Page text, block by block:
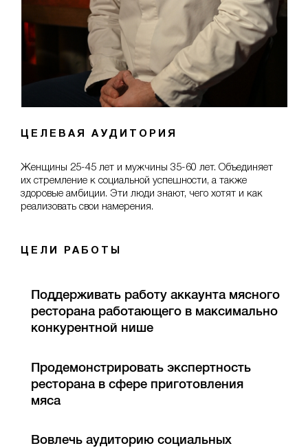
ЦЕЛЕВАЯ АУДИТОРИЯ
Женщины 25-45 лет и мужчины 35-60 лет. Объединяет
их стремление к социальной успешности, а также
здоровые амбиции. Эти люди знают, чего хотят и как
реализовать свои намерения.
ЦЕЛИ РАБОТЫ
Поддерживать работу аккаунта мясного
ресторана работающего в максимально
конкурентной нише
Продемонстрировать экспертность
ресторана в сфере приготовления
мяса
Вовлечь аудиторию социальных